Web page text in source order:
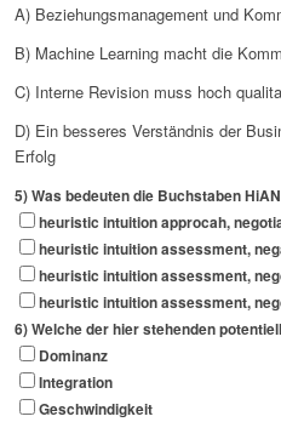
A) Beziehungsmanagement und
B) Machine Learning macht die
C) Interne Revision muss hoch
D) Ein besseres Verständnis der
Erfolg
5) Was bedeuten die Buchstaben
heuristic intuition approcah,
heuristic intuition assessment,
heuristic intuition assessment,
heuristic intuition assessment,
6) Welche der hier stehenden
Dominanz
Integration
Geschwindigkeit